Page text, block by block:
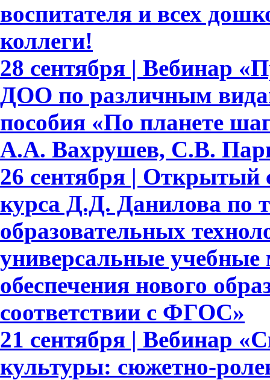
воспитателя и всех
коллеги!
28 сентября | Вебинар
ДОО по различным
пособия «По планете
А.А. Вахрушев, С.В.
26 сентября | Открытый
курса Д.Д. Данилова по
образовательных
универсальные учебные
обеспечения нового
соответствии с ФГОС»
21 сентября | Вебинар
культуры: сюжетно-